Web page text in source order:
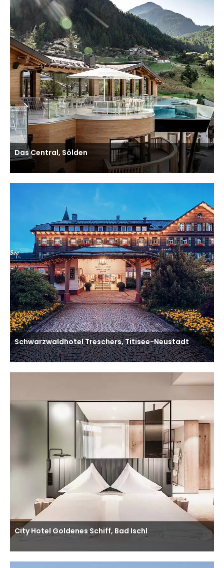
Das Central, Sölden
Schwarzwaldhotel Treschers, Titisee-Neustadt
City Hotel Goldenes Schiff, Bad Ischl